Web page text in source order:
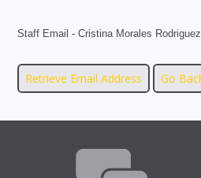
Staff Email - Cristina Morales Rodriguez